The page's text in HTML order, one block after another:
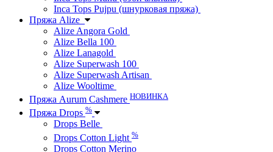
Inca Tops Pujpu (шнурковая пряжа)
Пряжа Alize
Alize Angora Gold
Alize Bella 100
Alize Lanagold
Alize Superwash 100
Alize Superwash Artisan
Alize Wooltime
Пряжа Aurum Cashmere НОВИНКА
Пряжа Drops %
Drops Belle
Drops Cotton Light %
Drops Cotton Merino